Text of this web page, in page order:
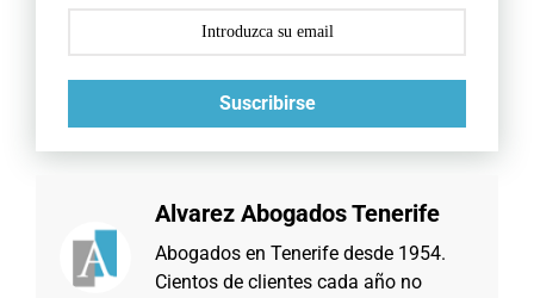
Suscribirse
Alvarez Abogados Tenerife
Abogados en Tenerife desde 1954.
Cientos de clientes cada año no